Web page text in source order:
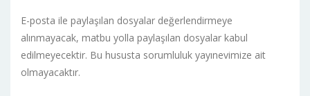
E-posta ile paylaşılan dosyalar değerlendirmeye
alınmayacak, matbu yolla paylaşılan dosyalar kabul
edilmeyecektir. Bu hususta sorumluluk yayınevimize ait
olmayacaktır.